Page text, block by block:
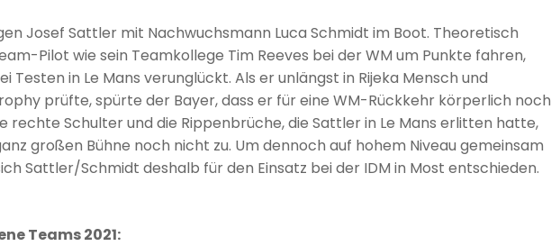
Josef Sattler mit Nachwuchsmann Luca Schmidt im Boot. Theoretisch
Pilot wie sein Teamkollege Tim Reeves bei der WM um Punkte fahren,
Testen in Le Mans verunglückt. Als er unlängst in Rijeka Mensch und
prüfte, spürte der Bayer, dass er für eine WM-Rückkehr körperlich noch
rechte Schulter und die Rippenbrüche, die Sattler in Le Mans erlitten hatte,
großen Bühne noch nicht zu. Um dennoch auf hohem Niveau gemeinsam
Sattler/Schmidt deshalb für den Einsatz bei der IDM in Most entschieden.
Teams 2021: